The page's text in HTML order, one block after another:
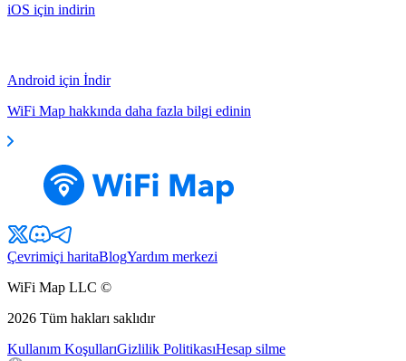
iOS için indirin
Android için İndir
WiFi Map hakkında daha fazla bilgi edinin
Çevrimiçi haritaBlogYardım merkezi
WiFi Map LLC ©
2026 Tüm hakları saklıdır
Kullanım KoşullarıGizlilik PolitikasıHesap silme